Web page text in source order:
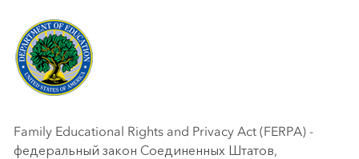
Family Educational Rights and Privacy Act (FERPA) -
федеральный закон Соединенных Штатов,